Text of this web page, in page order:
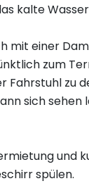
kalte
mit einer
zum
Fahrstuhl zu
sich sehen
und
spülen.